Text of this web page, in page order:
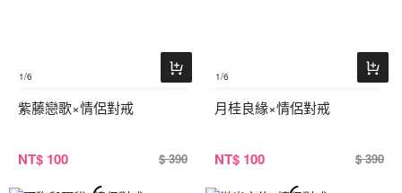
1/6
紫藤戀歌×情侶對戒
NT$ 100 $ 390
1/6
月桂良緣×情侶對戒
NT$ 100 $ 390